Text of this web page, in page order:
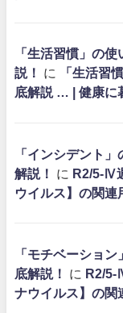
「生活習慣」の
説！
に
「生活習
底解説 … | 健康に
「インシデント
解説！
に R2/5-Ⅳ
ウイルス】の関連
「モチベーショ
底解説！
に R2/5-
ナウイルス】の関